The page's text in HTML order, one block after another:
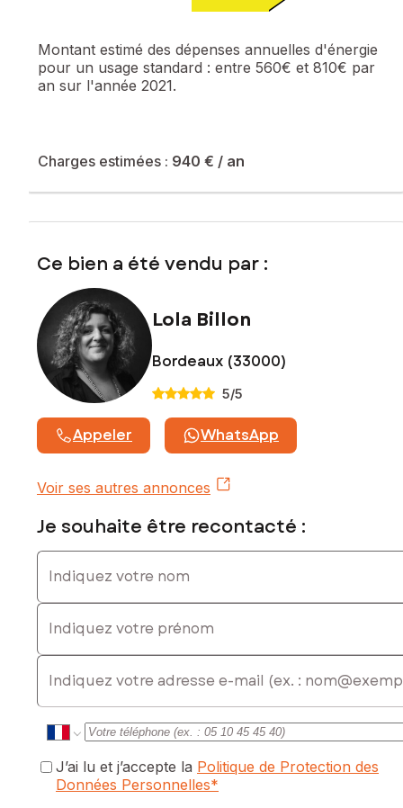
Montant estimé des dépenses annuelles d'énergie
pour un usage standard : entre 560€ et 810€ par
an sur l'année 2021.
Charges estimées : 940 € / an
Ce bien a été vendu par :
Lola Billon
Bordeaux (33000)
5/5
Appeler WhatsApp
Voir ses autres annonces
Je souhaite être recontacté :
Indiquez votre nom
Indiquez votre prénom
E-mail
J’ai lu et j’accepte la Politique de Protection des
Données Personnelles*